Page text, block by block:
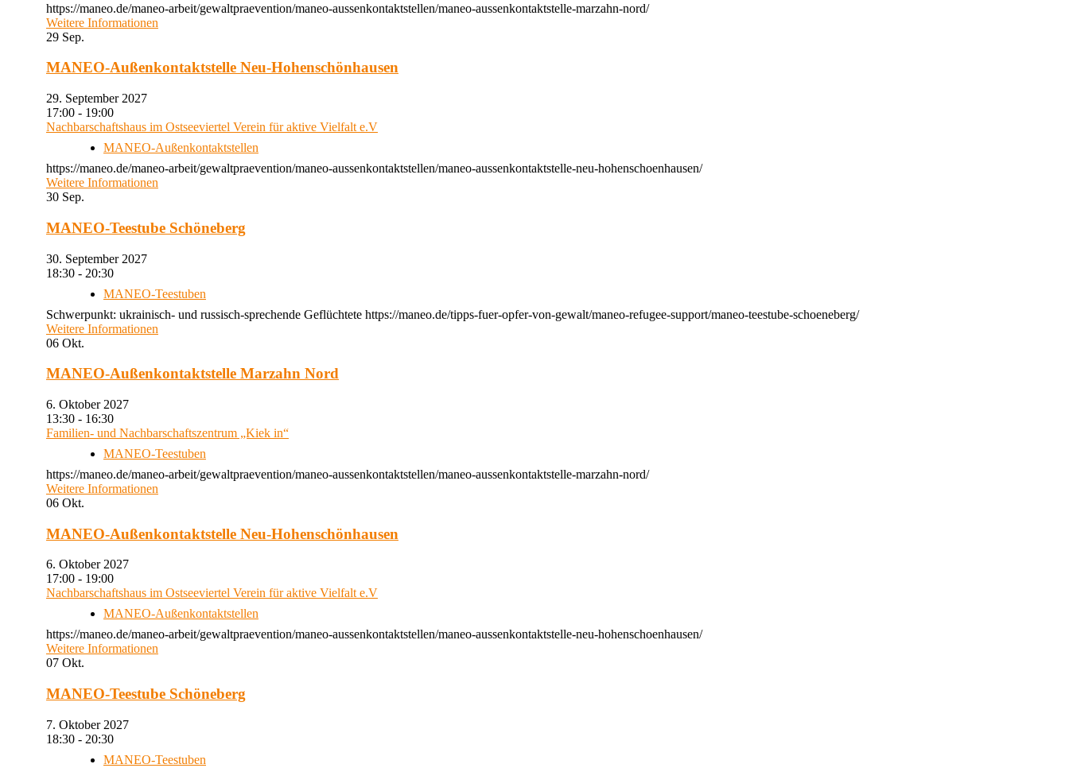
https://maneo.de/maneo-arbeit/gewaltpraevention/maneo-aussenkontaktstellen/maneo-aussenkontaktstelle-marzahn-nord/
Weitere Informationen
29 Sep.
MANEO-Außenkontaktstelle Neu-Hohenschönhausen
29. September 2027
17:00 - 19:00
Nachbarschaftshaus im Ostseeviertel Verein für aktive Vielfalt e.V
MANEO-Außenkontaktstellen
https://maneo.de/maneo-arbeit/gewaltpraevention/maneo-aussenkontaktstellen/maneo-aussenkontaktstelle-neu-hohenschoenhausen/
Weitere Informationen
30 Sep.
MANEO-Teestube Schöneberg
30. September 2027
18:30 - 20:30
MANEO-Teestuben
Schwerpunkt: ukrainisch- und russisch-sprechende Geflüchtete https://maneo.de/tipps-fuer-opfer-von-gewalt/maneo-refugee-support/maneo-teestube-schoeneberg/
Weitere Informationen
06 Okt.
MANEO-Außenkontaktstelle Marzahn Nord
6. Oktober 2027
13:30 - 16:30
Familien- und Nachbarschaftszentrum „Kiek in“
MANEO-Teestuben
https://maneo.de/maneo-arbeit/gewaltpraevention/maneo-aussenkontaktstellen/maneo-aussenkontaktstelle-marzahn-nord/
Weitere Informationen
06 Okt.
MANEO-Außenkontaktstelle Neu-Hohenschönhausen
6. Oktober 2027
17:00 - 19:00
Nachbarschaftshaus im Ostseeviertel Verein für aktive Vielfalt e.V
MANEO-Außenkontaktstellen
https://maneo.de/maneo-arbeit/gewaltpraevention/maneo-aussenkontaktstellen/maneo-aussenkontaktstelle-neu-hohenschoenhausen/
Weitere Informationen
07 Okt.
MANEO-Teestube Schöneberg
7. Oktober 2027
18:30 - 20:30
MANEO-Teestuben